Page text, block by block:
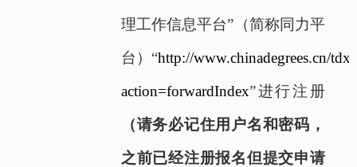
理工作信息平台”（简称同力平
台）“http://www.chinadegrees.cn/
action=forwardIndex”进行注册
（请务必记住用户名和密码，
之前已经注册报名但提交申请